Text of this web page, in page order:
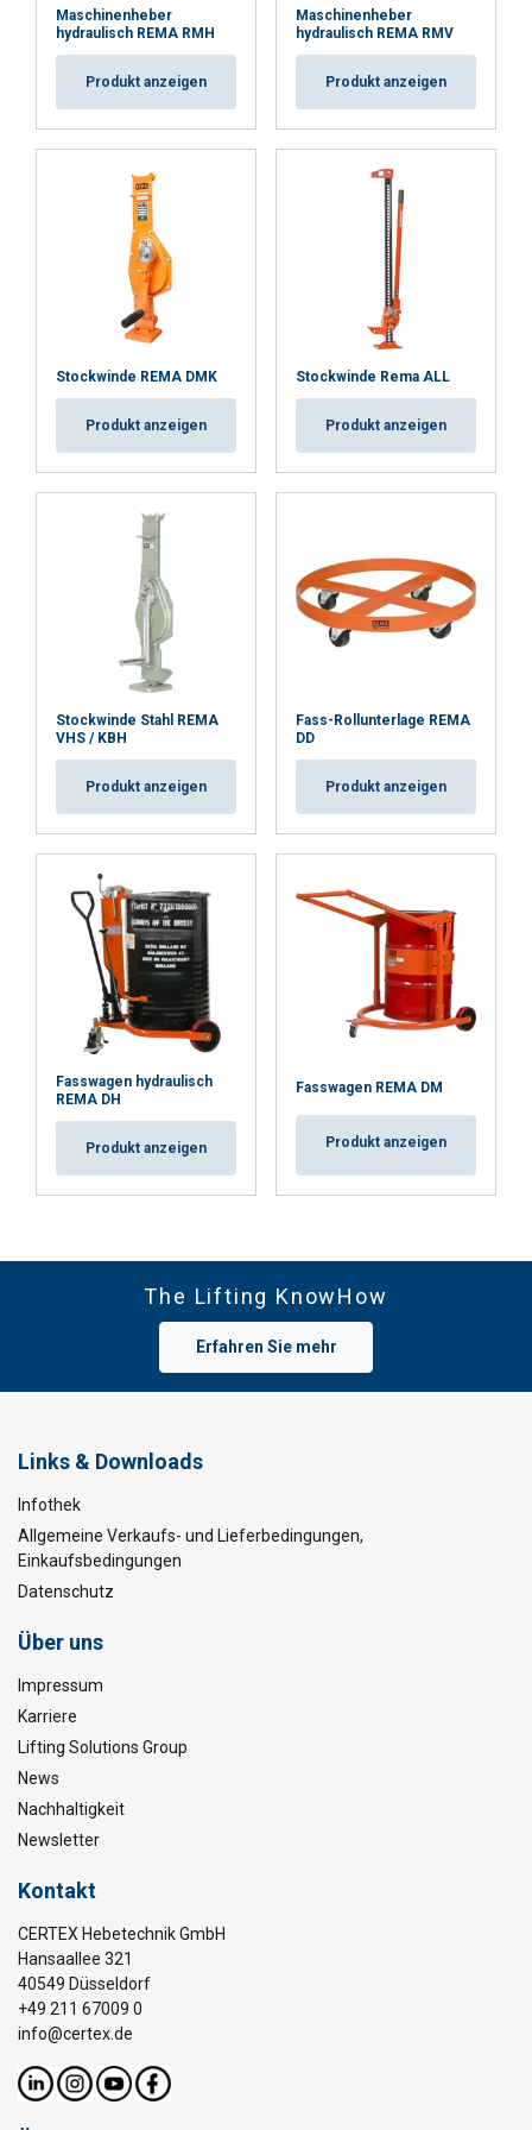
Maschinenheber
hydraulisch REMA RMH
Produkt anzeigen
Maschinenheber
hydraulisch REMA RMV
Produkt anzeigen
Stockwinde REMA DMK
Produkt anzeigen
Stockwinde Rema ALL
Produkt anzeigen
Stockwinde Stahl REMA
VHS / KBH
Produkt anzeigen
Fass-Rollunterlage REMA
DD
Produkt anzeigen
Fasswagen hydraulisch
REMA DH
Produkt anzeigen
Fasswagen REMA DM
Produkt anzeigen
The Lifting KnowHow
Erfahren Sie mehr
Links & Downloads
Infothek
Allgemeine Verkaufs- und Lieferbedingungen,
Einkaufsbedingungen
Datenschutz
Über uns
Impressum
Karriere
Lifting Solutions Group
News
Nachhaltigkeit
Newsletter
Kontakt
CERTEX Hebetechnik GmbH
Hansaallee 321
40549 Düsseldorf
+49 211 67009 0
info@certex.de
Funktionalität Unklassifizierte
ALLE AKZEPTIEREN
DETAILS ANZEIGEN